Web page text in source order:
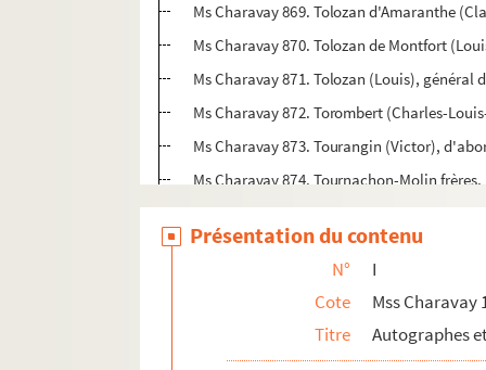
Ms Charavay 869. Tolozan d'Amaranthe
Ms Charavay 870. Tolozan de Montfort
Ms Charavay 871. Tolozan (Louis), général
Ms Charavay 872. Torombert (Charles-
Ms Charavay 873. Tourangin (Victor),
Ms Charavay 874. Tournachon-Molin
Ms Charavay 875. Tournon (Le comte
Ms Charavay 876. Tramoy, maire de
Ms Charavay 877. Trésoriers généraux de
Ms Charavay 878. Trimolet (Anthelme),
Ms Charavay 879. Trolliet, doyen des
Présentation du contenu
N°
I
Cote
Mss Charavay
Titre
Autographes